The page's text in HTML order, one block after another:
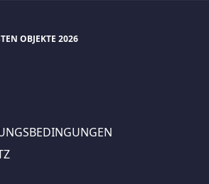
ANLEGEN FÜR DIE
OBJEKTE 2026